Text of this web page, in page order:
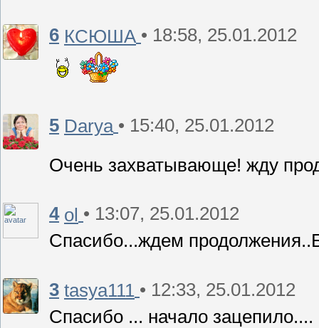
6 КСЮША • 18:58, 25.01.2012
5 Darya • 15:40, 25.01.2012
Очень захватывающе! жду
4 ol • 13:07, 25.01.2012
Спасибо...ждем
3 tasya111 • 12:33, 25.01.2012
Спасибо ... начало зацепило....